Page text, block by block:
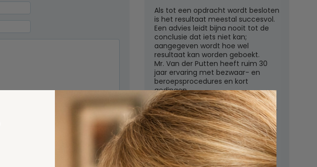
Verzenden
Als tot een opdracht wordt besloten
is het resultaat meestal succesvol.
Een advies leidt bijna nooit tot de
conclusie dat iets niet kan;
aangegeven wordt hoe wel
resultaat kan worden geboekt.
Mr. Van der Putten heeft ruim 30
jaar ervaring met bezwaar- en
beroepsprocedures en kort
gedingen.
Juridisch adviesbureau mr. W.G.H.M.
van der Putten c.s.
Zutphensestraatweg 7
6881 WN Velp (Gld)
E-mail:
mr.vanderputten@gmail.com